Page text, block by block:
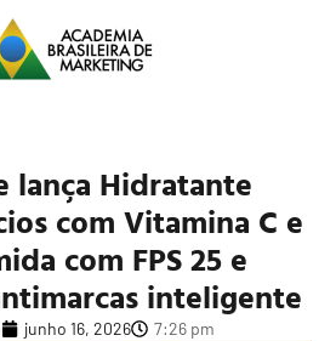
lança Hidratante
com Vitamina C e
com FPS 25 e
inteligente
junho 16, 2026 7:26 pm